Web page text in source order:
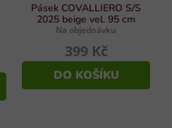
Pásek COVALLIERO S/S
2025 beige vel. 95 cm
Na objednávku
399 Kč
DO KOŠÍKU